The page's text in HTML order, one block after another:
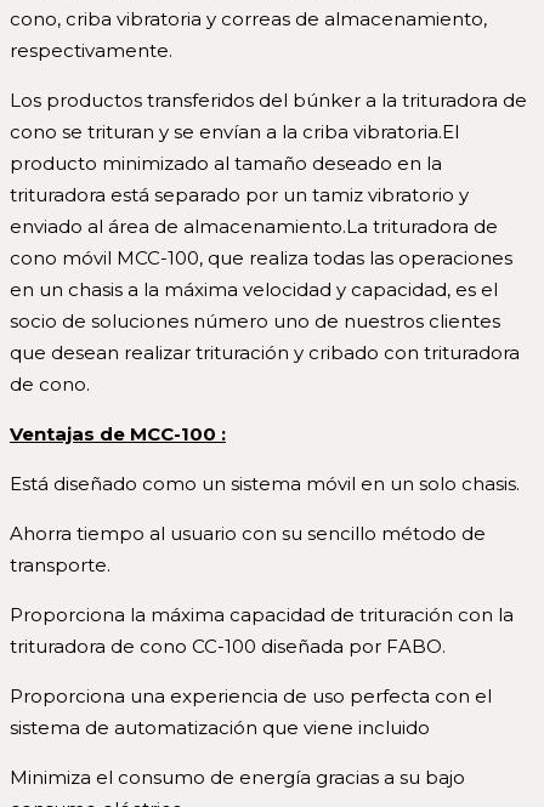
cono, criba vibratoria y correas de almacenamiento,
respectivamente.
Los productos transferidos del búnker a la trituradora de
cono se trituran y se envían a la criba vibratoria.El
producto minimizado al tamaño deseado en la
trituradora está separado por un tamiz vibratorio y
enviado al área de almacenamiento.La trituradora de
cono móvil MCC-100, que realiza todas las operaciones
en un chasis a la máxima velocidad y capacidad, es el
socio de soluciones número uno de nuestros clientes
que desean realizar trituración y cribado con trituradora
de cono.
Ventajas de MCC-100 :
Está diseñado como un sistema móvil en un solo chasis.
Ahorra tiempo al usuario con su sencillo método de
transporte.
Proporciona la máxima capacidad de trituración con la
trituradora de cono CC-100 diseñada por FABO.
Proporciona una experiencia de uso perfecta con el
sistema de automatización que viene incluido
Minimiza el consumo de energía gracias a su bajo